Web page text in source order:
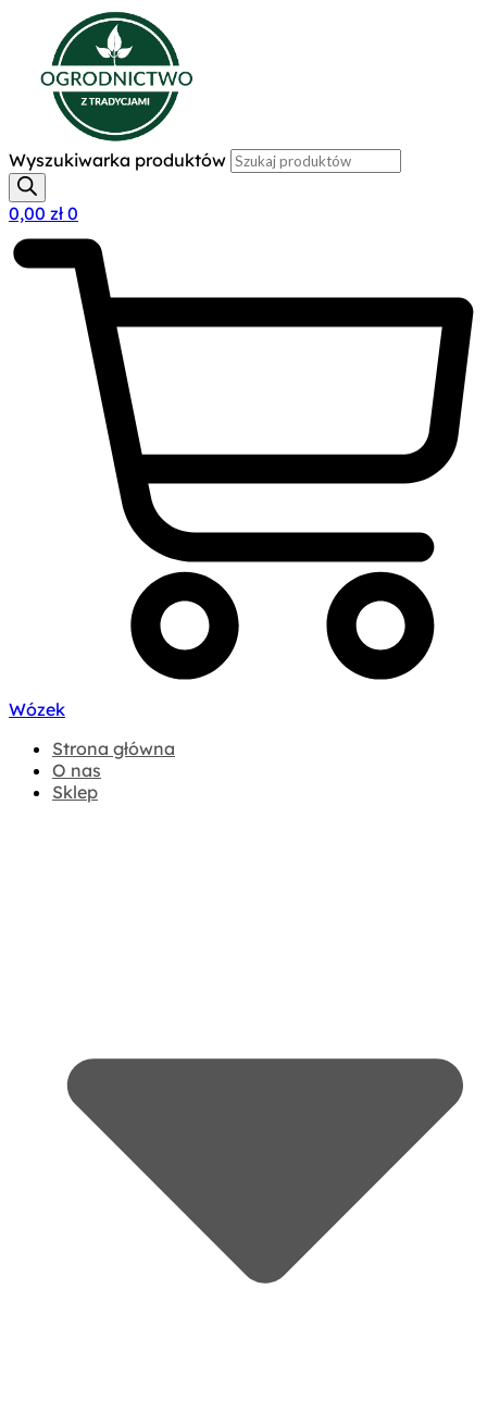
Wyszukiwarka produktów
0,00 zł 0
Wózek
Strona główna
O nas
Sklep